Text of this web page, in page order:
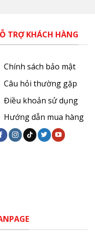
TRỢ KHÁCH HÀNG
Chính sách bảo mật
Câu hỏi thường gặp
Điều khoản sử dụng
Hướng dẫn mua hàng